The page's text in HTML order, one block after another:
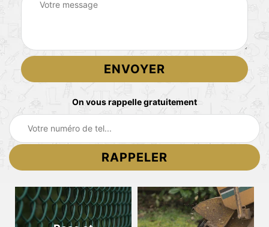
On vous rappelle gratuitement